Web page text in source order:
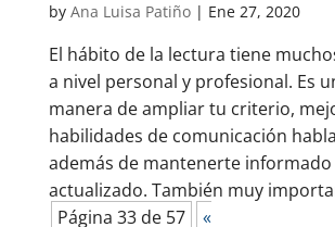
by Ana Luisa Patiño| Ene 27, 2020
El hábito de la lectura tiene
a nivel personal y profesional. Es
manera de ampliar tu criterio,
habilidades de comunicación
además de mantenerte informado
actualizado. También muy
Página 33 de 57
«